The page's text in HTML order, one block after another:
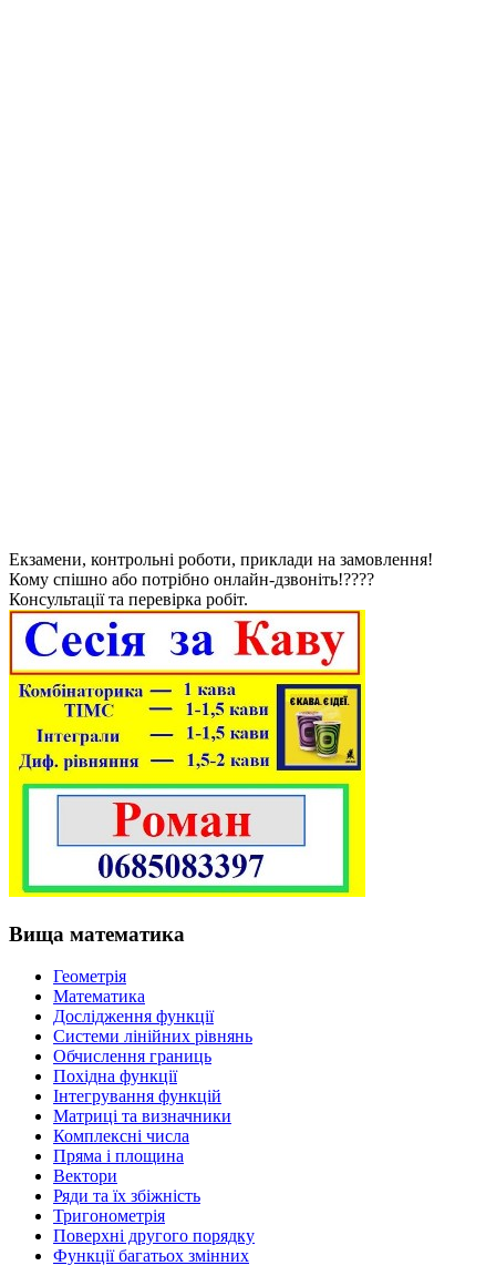
Екзамени, контрольні роботи, приклади на замовлення!
Кому спішно або потрібно онлайн-дзвоніть!????
Консультації та перевірка робіт.
Вища математика
Геометрія
Математика
Дослідження функції
Системи лінійних рівнянь
Обчислення границь
Похідна функції
Інтегрування функцій
Матриці та визначники
Комплексні числа
Пряма і площина
Вектори
Ряди та їх збіжність
Тригонометрія
Поверхні другого порядку
Функції багатьох змінних